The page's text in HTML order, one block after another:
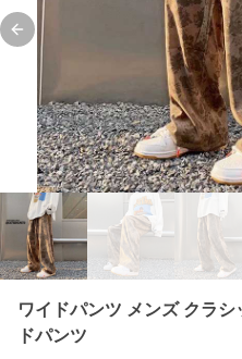
Previous slide
ワイドパンツ メンズ クラ
ドパンツ